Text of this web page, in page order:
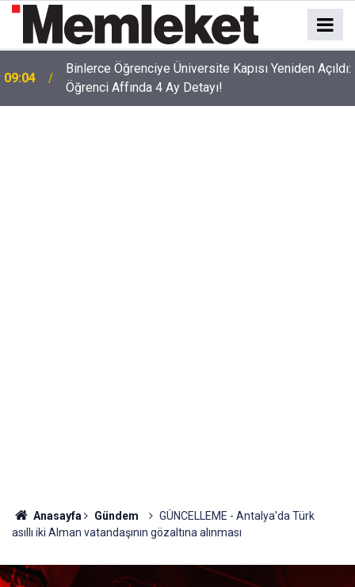
09:04
Binlerce Öğrenciye Üniversite Kapısı Yeniden Açıldı:
Öğrenci Affında 4 Ay Detayı!
Anasayfa Gündem
GÜNCELLEME - Antalya'da Türk
asıllı iki Alman vatandaşının gözaltına alınması